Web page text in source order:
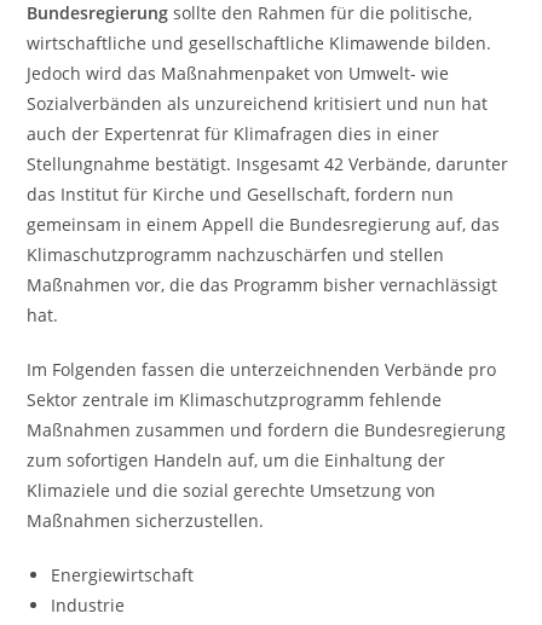
Bundesregierung sollte den Rahmen für die politische,
wirtschaftliche und gesellschaftliche Klimawende bilden.
Jedoch wird das Maßnahmenpaket von Umwelt- wie
Sozialverbänden als unzureichend kritisiert und nun hat
auch der Expertenrat für Klimafragen dies in einer
Stellungnahme bestätigt. Insgesamt 42 Verbände, darunter
das Institut für Kirche und Gesellschaft, fordern nun
gemeinsam in einem Appell die Bundesregierung auf, das
Klimaschutzprogramm nachzuschärfen und stellen
Maßnahmen vor, die das Programm bisher vernachlässigt
hat.
Im Folgenden fassen die unterzeichnenden Verbände pro
Sektor zentrale im Klimaschutzprogramm fehlende
Maßnahmen zusammen und fordern die Bundesregierung
zum sofortigen Handeln auf, um die Einhaltung der
Klimaziele und die sozial gerechte Umsetzung von
Maßnahmen sicherzustellen.
Energiewirtschaft
Industrie